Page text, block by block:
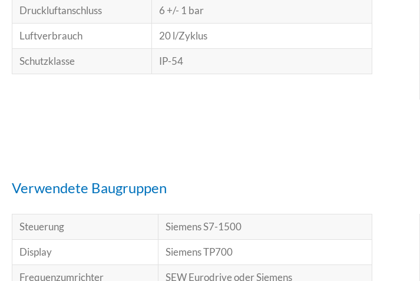
Druckluftanschluss 6 +/- 1 bar
Luftverbrauch 20 l/Zyklus
Schutzklasse IP-54
Verwendete Baugruppen
Steuerung Siemens S7-1500
Display Siemens TP700
Frequenzumrichter SEW Eurodrive oder Siemens